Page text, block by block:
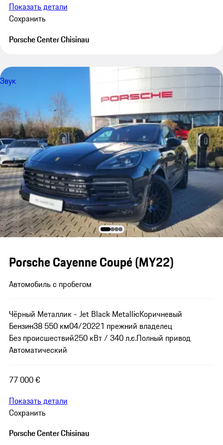
Показать детали
Сохранить
Porsche Center Chisinau
Звук
Porsche Cayenne Coupé (MY22)
Автомобиль с пробегом
Чёрный Металлик - Jet Black MetallicКоричневый
Бензин38 550 км04/20221 прежний владелец
Без происшествий250 кВт / 340 л.с.Полный привод
Автоматический
77 000 €
Показать детали
Сохранить
Porsche Center Chisinau